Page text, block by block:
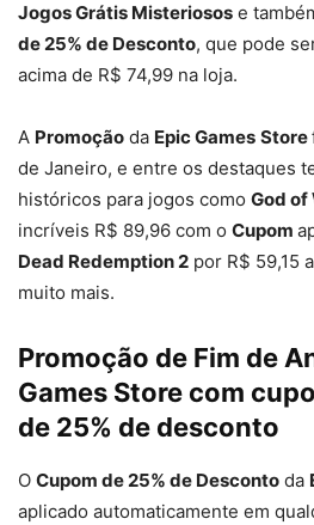
Jogos Grátis Misteriosos e
de 25% de Desconto, que pode
acima de R$ 74,99 na loja.
A Promoção da Epic Games Store
de Janeiro, e entre os destaques
históricos para jogos como God of
incríveis R$ 89,96 com o Cupom
Dead Redemption 2 por R$ 59,15
muito mais.
Promoção de Fim de
Games Store com
de 25% de desconto
O Cupom de 25% de Desconto da
aplicado automaticamente em